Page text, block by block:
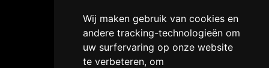
Wij maken gebruik van cookies en
andere tracking-technologieën om
uw surfervaring op onze website
te verbeteren, om